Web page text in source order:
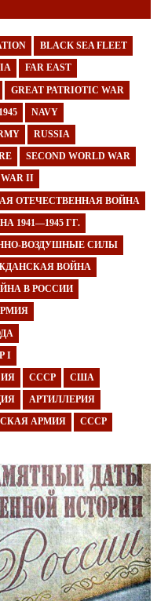
BLACK SEA FLEET
FAR EAST
GREAT PATRIOTIC WAR
NAVY
RUSSIA
SECOND WORLD WAR
II
ОТЕЧЕСТВЕННАЯ ВОЙНА
1941—1945 ГГ.
ВОЗДУШНЫЕ СИЛЫ
ВОЙНА
В РОССИИ
I
СССР США
АРТИЛЛЕРИЯ
АРМИЯ СССР